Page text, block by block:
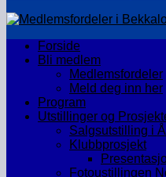
Forside
Bli medlem
Medlemsfordeler
Meld deg inn her
Program
Utstillinger og
Salgsutstilling i
Klubbprosjekt
Fotoustillingen